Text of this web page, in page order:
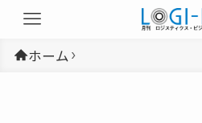
ホーム